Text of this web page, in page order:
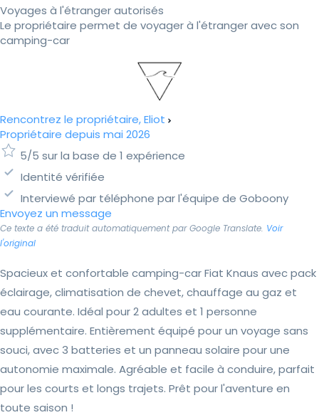
Voyages à l'étranger autorisés
Le propriétaire permet de voyager à l'étranger avec son
camping-car
Rencontrez le propriétaire, Eliot
Propriétaire depuis mai 2026
5/5 sur la base de 1 expérience
Identité vérifiée
Interviewé par téléphone par l'équipe de Goboony
Envoyez un message
Ce texte a été traduit automatiquement par Google Translate. Voir
l'original
Spacieux et confortable camping-car Fiat Knaus avec pack
éclairage, climatisation de chevet, chauffage au gaz et
eau courante. Idéal pour 2 adultes et 1 personne
supplémentaire. Entièrement équipé pour un voyage sans
souci, avec 3 batteries et un panneau solaire pour une
autonomie maximale. Agréable et facile à conduire, parfait
pour les courts et longs trajets. Prêt pour l'aventure en
toute saison !